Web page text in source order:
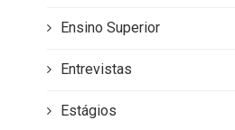
Ensino Superior
Entrevistas
Estágios